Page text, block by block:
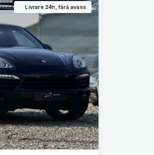
Livrare 24h, fără avans